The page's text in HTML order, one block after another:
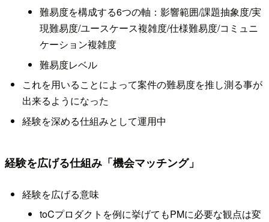
難易度を構成する6つの軸：影響範囲/課題抽象度/実
現難易度/ユースケース複雑度/仕様難易度/コミュニ
ケーション複雑度
難易度レベル
これを用いることによって案件の難易度を推し測る事が
出来るようになった
経験を深める仕組みとして運用中
経験を広げる仕組み「機会マッチング」
経験を広げる意味
toCプロダクトを例に挙げてもPMに必要な観点は変